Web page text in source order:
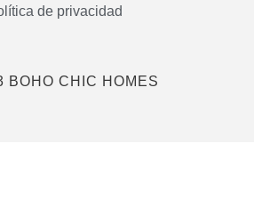
de privacidad
BOHO CHIC HOMES